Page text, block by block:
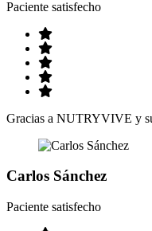
Paciente satisfecho
Gracias a NUTRYVIVE y su
Carlos Sánchez
Paciente satisfecho